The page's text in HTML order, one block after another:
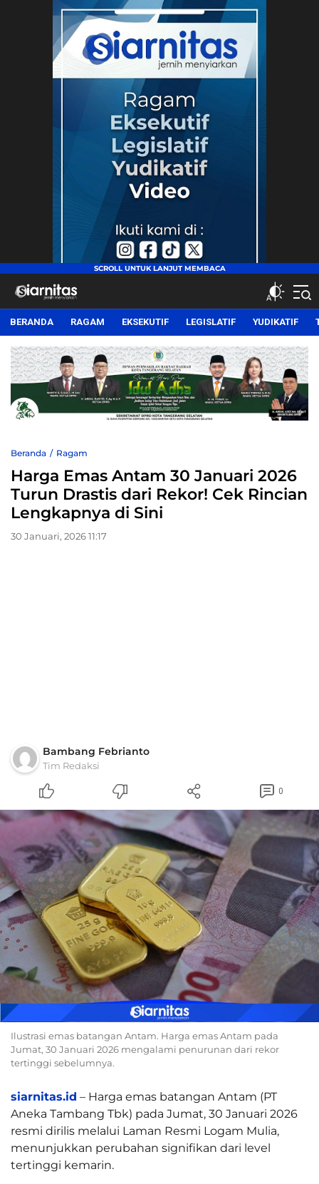
siarnitas
Jernih Menyiarkan
BERANDA RAGAM EKSEKUTIF LEGISLATIF YUDIKATIF
Beranda Ragam
Harga Emas Antam 30 Januari 2026
Turun Drastis dari Rekor! Cek Rincian
Lengkapnya di Sini
30 Januari, 2026 11:17
Bambang Febrianto
Tim Redaksi
0
Ilustrasi emas batangan Antam. Harga emas Antam pada
Jumat, 30 Januari 2026 mengalami penurunan dari rekor
tertinggi sebelumnya.
siarnitas.id – Harga emas batangan Antam (PT
Aneka Tambang Tbk) pada Jumat, 30 Januari 2026
resmi dirilis melalui Laman Resmi Logam Mulia,
menunjukkan perubahan signifikan dari level
tertinggi kemarin.